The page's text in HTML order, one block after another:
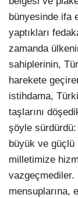
bünyesinde ifa
yaptıkları
zamanda
sahiplerinin,
harekete
istihdama,
taşlarını
şöyle
büyük ve güçlü
milletimize
mensuplarına,